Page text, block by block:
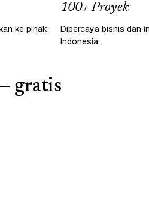
ke pihak
100+ Proyek
Dipercaya bisnis dan
Indonesia.
gratis